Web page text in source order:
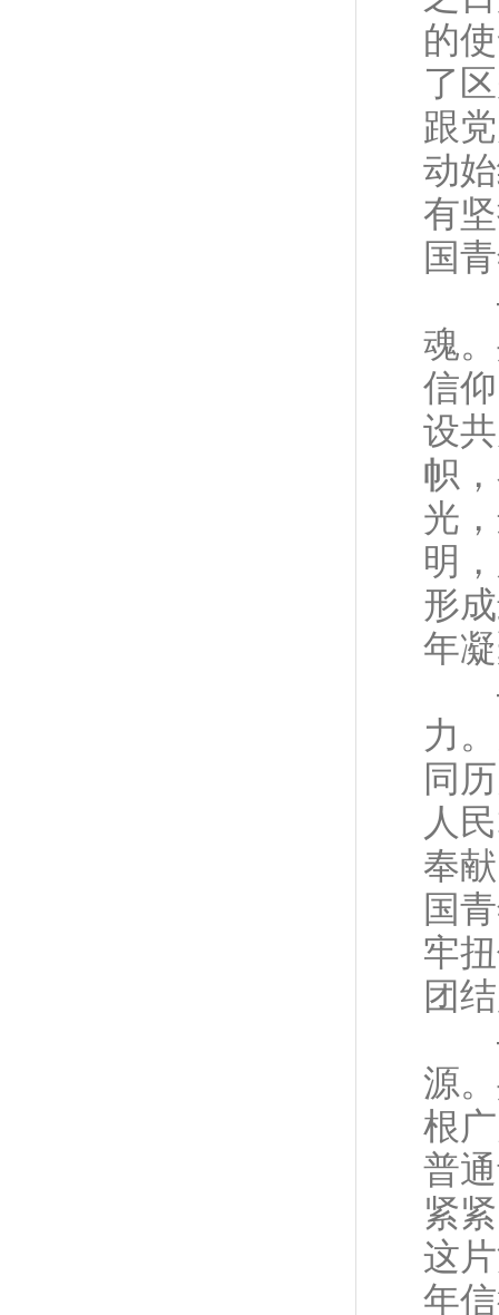
的
了
跟
动
有
国
——
魂
信
设
帜
光
明
形
年
——
力
同
人
奉
国
牢
团
——
源
根
普
紧
这
年